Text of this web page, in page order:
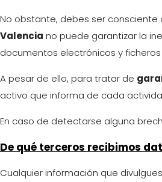
No obstante, debes ser
Valencia no puede garantizar la
documentos electrónicos y
A pesar de ello, para tratar de
activo que informa de cada
En caso de detectarse alguna
De qué terceros recibimos
Cualquier información que